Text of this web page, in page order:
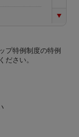
、子育て
の充実
プ特例制度の特例
ださい。